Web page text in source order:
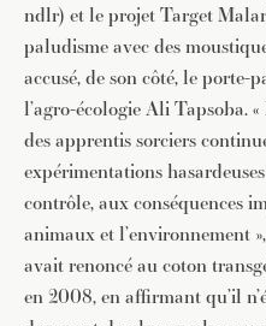
ndlr) et le projet Target
paludisme avec des
accusé, de son côté, le
l’agro-écologie Ali Tapsoba.
des apprentis sorciers
expérimentations
contrôle, aux conséquences
animaux et l’environnement
avait renoncé au coton
en 2008, en affirmant qu’il